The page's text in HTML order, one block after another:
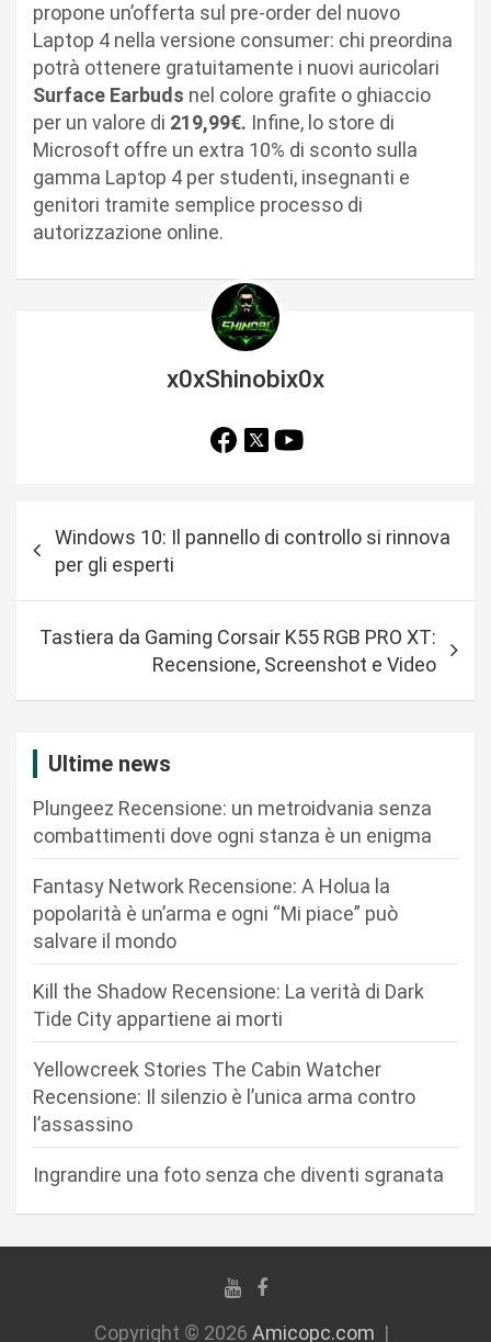
propone un’offerta sul pre-order del nuovo
Laptop 4 nella versione consumer: chi preordina
potrà ottenere gratuitamente i nuovi auricolari
Surface Earbuds nel colore grafite o ghiaccio
per un valore di 219,99€. Infine, lo store di
Microsoft offre un extra 10% di sconto sulla
gamma Laptop 4 per studenti, insegnanti e
genitori tramite semplice processo di
autorizzazione online.
x0xShinobix0x
a
Windows 10: Il pannello di controllo si rinnova
per gli esperti
Tastiera da Gaming Corsair K55 RGB PRO XT:
Recensione, Screenshot e Video
Ultime news
Plungeez Recensione: un metroidvania senza
combattimenti dove ogni stanza è un enigma
Fantasy Network Recensione: A Holua la
popolarità è un’arma e ogni “Mi piace” può
salvare il mondo
Kill the Shadow Recensione: La verità di Dark
Tide City appartiene ai morti
Yellowcreek Stories The Cabin Watcher
Recensione: Il silenzio è l’unica arma contro
l’assassino
Ingrandire una foto senza che diventi sgranata
Copyright © 2026 Amicopc.com